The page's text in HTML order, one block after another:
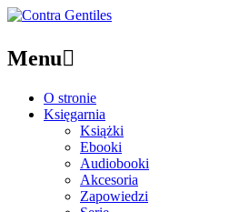
Menu
O stronie
Księgarnia
Książki
Ebooki
Audiobooki
Akcesoria
Zapowiedzi